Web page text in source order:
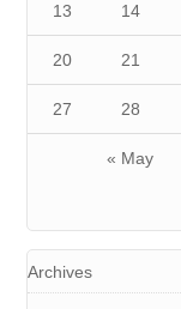
« May
13 14
20 21
27 28
Archives